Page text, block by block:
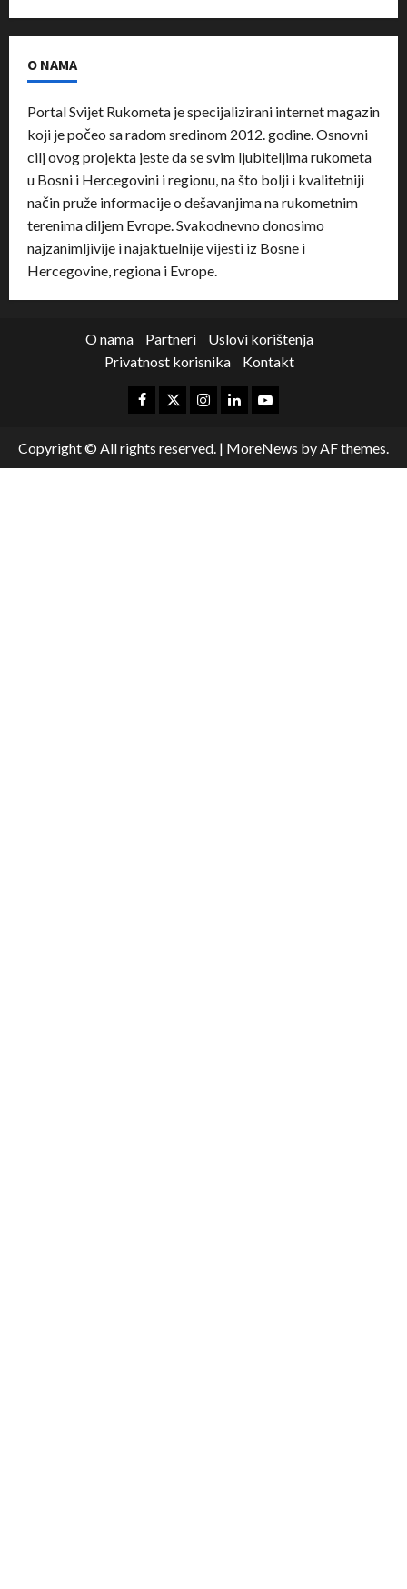
O NAMA
Portal Svijet Rukometa je specijalizirani internet magazin
koji je počeo sa radom sredinom 2012. godine. Osnovni
cilj ovog projekta jeste da se svim ljubiteljima rukometa
u Bosni i Hercegovini i regionu, na što bolji i kvalitetniji
način pruže informacije o dešavanjima na rukometnim
terenima diljem Evrope. Svakodnevno donosimo
najzanimljivije i najaktuelnije vijesti iz Bosne i
Hercegovine, regiona i Evrope.
O nama Partneri
Uslovi korištenja
Privatnost korisnika
Kontakt
Copyright © All rights reserved. | MoreNews by AF themes.